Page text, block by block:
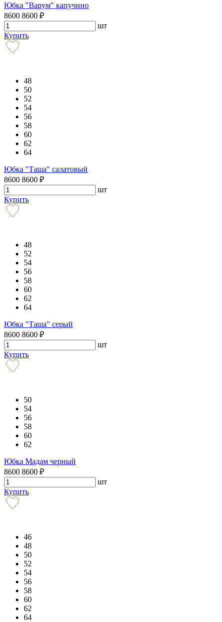
Юбка "Варум" капучино
8600 8600 ₽
шт
Купить
48
50
52
54
56
58
60
62
64
Юбка "Таша" салатовый
8600 8600 ₽
шт
Купить
48
52
54
56
58
60
62
64
Юбка "Таша" серый
8600 8600 ₽
шт
Купить
50
54
56
58
60
62
Юбка Мадам черный
8600 8600 ₽
шт
Купить
46
48
50
52
54
56
58
60
62
64